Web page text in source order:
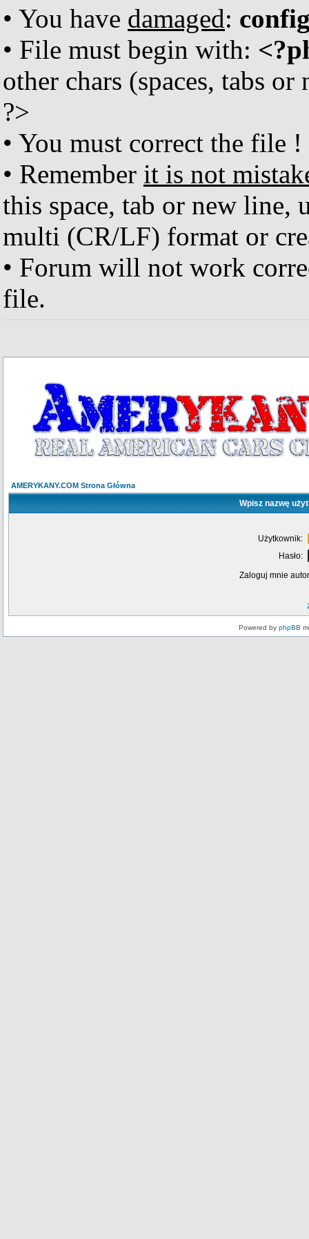
• You have damaged:
• File must begin with:
other chars (spaces, tabs
?>
• You must correct the file !
• Remember it is not
this space, tab or new line,
multi (CR/LF) format or
• Forum will not work
file.
AMERYKANY.COM Strona Główna
Wpisz nazwę
Użytkownik:
Hasło:
Zaloguj mnie
Powered by phpBB